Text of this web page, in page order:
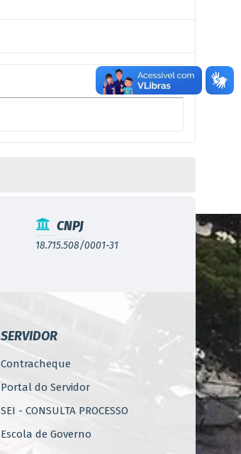
CNPJ
18.715.508/0001-31
SERVIDOR
Contracheque
Portal do Servidor
SEI - CONSULTA PROCESSO
Escola de Governo